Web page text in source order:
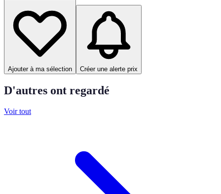
Ajouter à ma sélection Créer une alerte prix
D'autres ont regardé
Voir tout